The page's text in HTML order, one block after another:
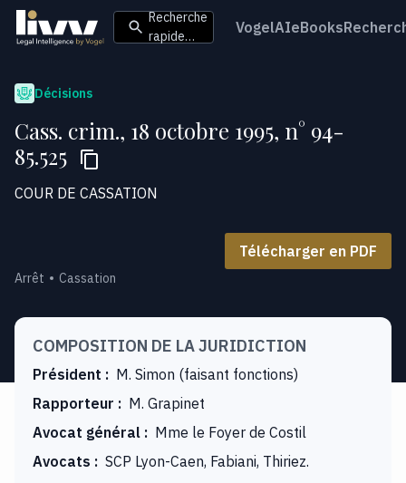
Recherche
rapide…
VogelAIeBooks
Décisions
Cass. crim., 18 octobre 1995, n° 94-
85.525
COUR DE CASSATION
Télécharger en PDF
Arrêt Cassation
COMPOSITION DE LA JURIDICTION
Président : M. Simon (faisant fonctions)
Rapporteur : M. Grapinet
Avocat général : Mme le Foyer de Costil
Avocats : SCP Lyon-Caen, Fabiani, Thiriez.